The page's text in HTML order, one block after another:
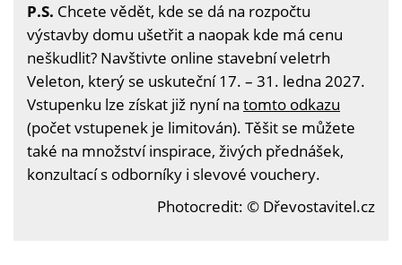
P.S. Chcete vědět, kde se dá na rozpočtu
výstavby domu ušetřit a naopak kde má cenu
neškudlit? Navštivte online stavební veletrh
Veleton, který se uskuteční 17. – 31. ledna 2027.
Vstupenku lze získat již nyní na tomto odkazu
(počet vstupenek je limitován). Těšit se můžete
také na množství inspirace, živých přednášek,
konzultací s odborníky i slevové vouchery.
Photocredit: © Dřevostavitel.cz